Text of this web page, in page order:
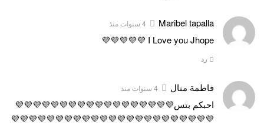
Maribel tapalla 4 سنوات منذ
I Love you Jhope 💜💜💜💜💜
رد
فاطمة منال 4 سنوات منذ
احبكم بتس💜💜💜💜💜💜💜💜💜💜💜💜💜💜💜💜💜💜
💜💜💜💜💜💜💜💜💜💜💜💜💜💜💜💜💜💜💜💜💜💜💜